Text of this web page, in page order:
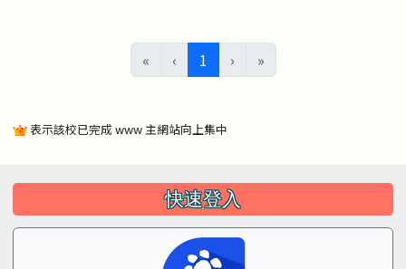
« ‹ 1 (目前頁次)
› »
表示該校已完成 www 主網站向上集中
左邊區域內容 快速登入